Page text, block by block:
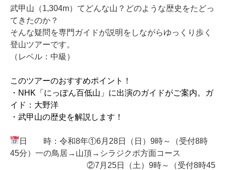
武甲山（1,304m）てどんな山？ どのような歴史をたどっ
てきたのか？
そんな疑問を専門ガイドが説明をしながらゆっくり歩く
登山ツアーです。
（レベル：中級）
このツアーのおすすめポイント！
・NHK「にっぽん百低山」に出演のガイドがご案内。ガ
イド：大野洋
・武甲山の歴史を解説します！
日 時：令和8年①6月28日（日）9時～（受付8時
45分）一の鳥居→山頂→シラジクボ方面コース
②7月25日（土） 9時～（受付8時45